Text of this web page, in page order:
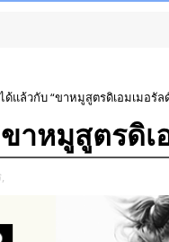
แล้วกับ “ขาหมูสูตรดิเอมเมอรัล
าหมูสูตรดิเ